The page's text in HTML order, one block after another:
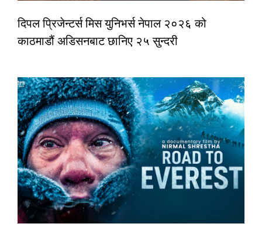
दिपल प्रिजेन्टर्स मिस युनिभर्स नेपाल २०२६ को
काठमाडौं अडिसनबाट छानिए २५ सुन्दरी